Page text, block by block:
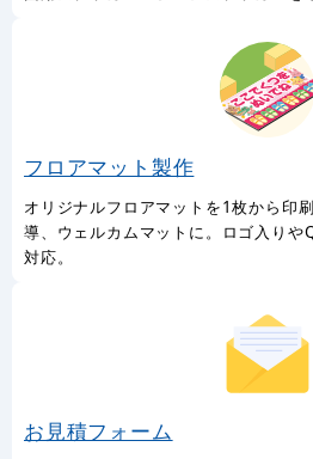
フロアマット製作
オリジナルフロアマットを1枚から印
導、ウェルカムマットに。ロゴ入りや
対応。
お見積フォーム